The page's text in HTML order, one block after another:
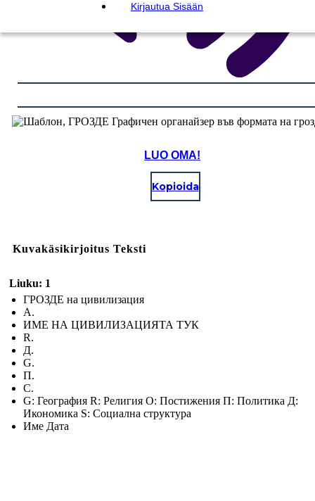
Kirjautua Sisään
LUO OMA!
Kopioida
Kuvakäsikirjoitus Teksti
Liuku: 1
ГРОЗДЕ на цивилизация
А.
ИМЕ НА ЦИВИЛИЗАЦИЯТА ТУК
R.
Д.
G.
П.
С.
G: География R: Религия О: Постижения П: Политика Д:
Икономика S: Социална структура
Име Дата